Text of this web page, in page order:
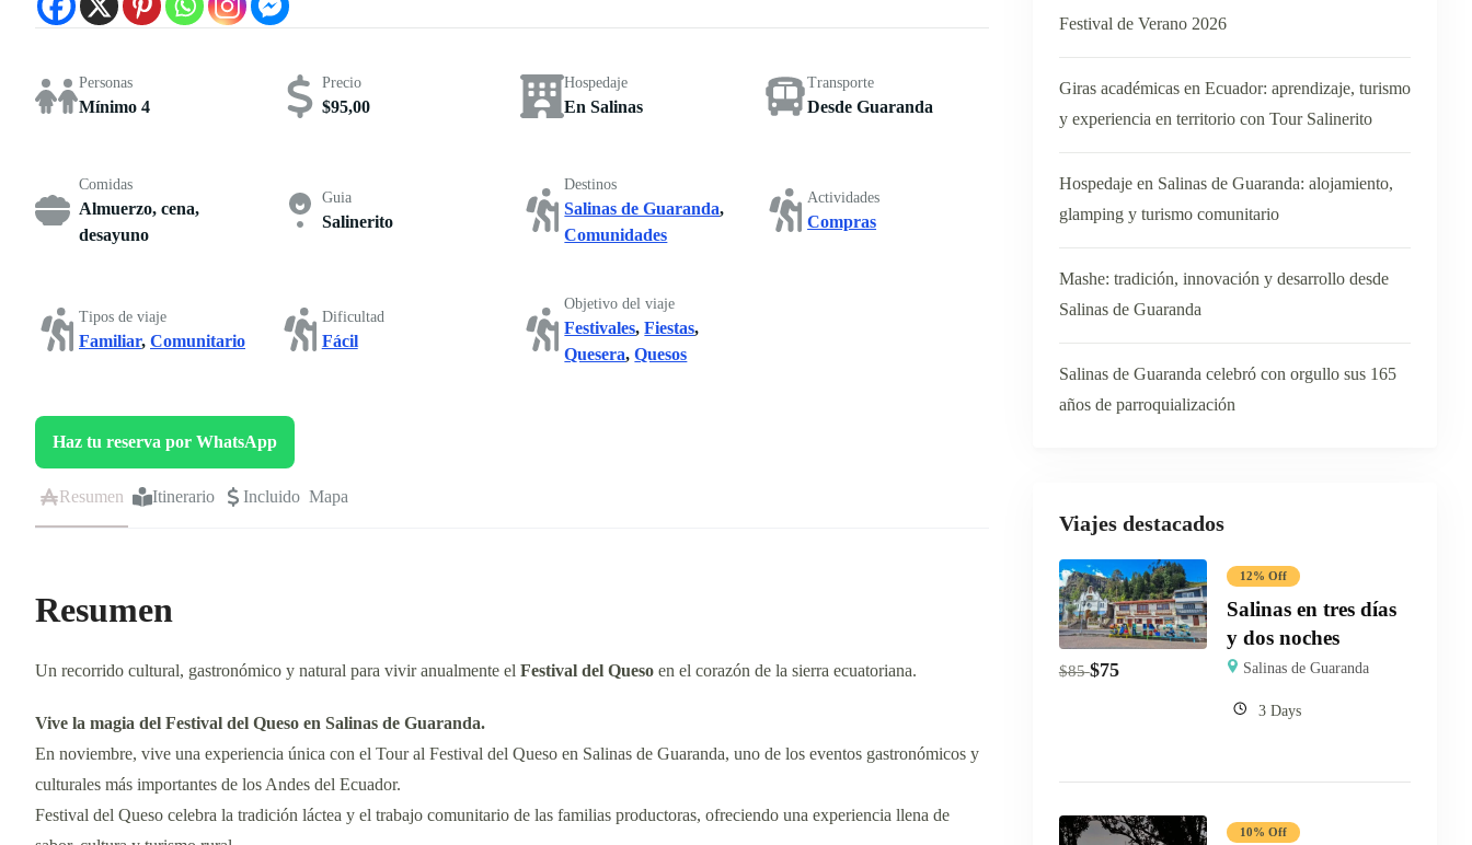
Personas
Mínimo 4
Precio
$95,00
Hospedaje
En Salinas
Transporte
Desde Guaranda
Comidas
Almuerzo, cena,
desayuno
Guia
Salinerito
Destinos
Salinas de Guaranda,
Comunidades
Actividades
Compras
Tipos de viaje
Familiar, Comunitario
Dificultad
Fácil
Objetivo del viaje
Festivales,Fiestas,
Quesera,Quesos
Haz tu reserva por WhatsApp
Resumen Itinerario Incluido Mapa
Resumen
Un recorrido cultural, gastronómico y natural para vivir anualmente el Festival del Queso en el corazón de la sierra ecuatoriana.
Vive la magia del Festival del Queso en Salinas de Guaranda.
En noviembre, vive una experiencia única con el Tour al Festival del Queso en Salinas de Guaranda, uno de los eventos gastronómicos y
culturales más importantes de los Andes del Ecuador.
Festival del Queso celebra la tradición láctea y el trabajo comunitario de las familias productoras, ofreciendo una experiencia llena de
Festival de Verano 2026
Giras académicas en Ecuador: aprendizaje, turismo
y experiencia en territorio con Tour Salinerito
Hospedaje en Salinas de Guaranda: alojamiento,
glamping y turismo comunitario
Mashe: tradición, innovación y desarrollo desde
Salinas de Guaranda
Salinas de Guaranda celebró con orgullo sus 165
años de parroquialización
Viajes destacados
$85 $75
12% Off
Salinas en tres días
y dos noches
Salinas de Guaranda
3 Days
10% Off